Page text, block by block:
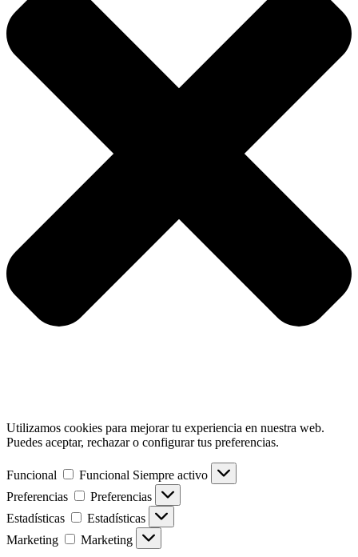
Utilizamos cookies para mejorar tu experiencia en nuestra web.
Puedes aceptar, rechazar o configurar tus preferencias.
Funcional Funcional Siempre activo
Preferencias
Preferencias
Estadísticas
Estadísticas
Marketing
Marketing